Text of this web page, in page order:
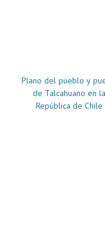
Plano del pueblo y
de Talcahuano en la
República de Chile